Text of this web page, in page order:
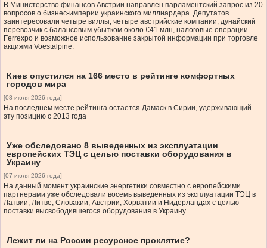
В Министерство финансов Австрии направлен парламентский запрос из 20
вопросов о бизнес-империи украинского миллиардера. Депутатов
заинтересовали четыре виллы, четыре австрийские компании, дунайский
перевозчик с балансовым убытком около €41 млн, налоговые операции
Ferrexpo и возможное использование закрытой информации при торговле
акциями Voestalpine.
Киев опустился на 166 место в рейтинге комфортных
городов мира
[08 июля 2026 года]
На последнем месте рейтинга остается Дамаск в Сирии, удерживающий
эту позицию с 2013 года
Уже обследовано 8 выведенных из эксплуатации
европейских ТЭЦ с целью поставки оборудования в
Украину
[07 июля 2026 года]
На данный момент украинские энергетики совместно с европейскими
партнерами уже обследовали восемь выведенных из эксплуатации ТЭЦ в
Латвии, Литве, Словакии, Австрии, Хорватии и Нидерландах с целью
поставки высвободившегося оборудования в Украину
Лежит ли на России ресурсное проклятие?